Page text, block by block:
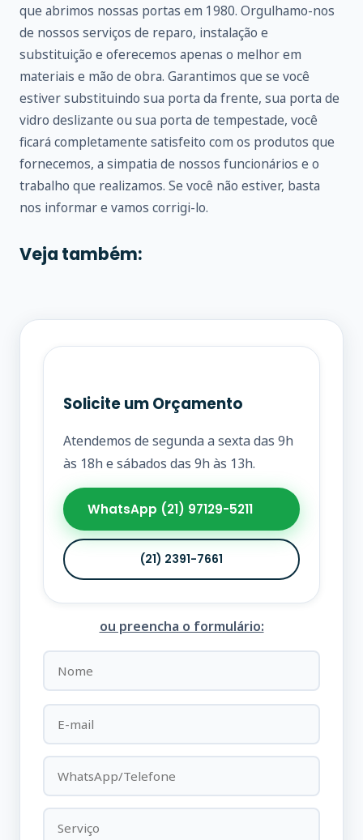
que abrimos nossas portas em 1980. Orgulhamo-nos
de nossos serviços de reparo, instalação e
substituição e oferecemos apenas o melhor em
materiais e mão de obra. Garantimos que se você
estiver substituindo sua porta da frente, sua porta de
vidro deslizante ou sua porta de tempestade, você
ficará completamente satisfeito com os produtos que
fornecemos, a simpatia de nossos funcionários e o
trabalho que realizamos. Se você não estiver, basta
nos informar e vamos corrigi-lo.
Veja também:
Solicite um Orçamento
Atendemos de segunda a sexta das 9h
às 18h e sábados das 9h às 13h.
WhatsApp (21) 97129-5211
(21) 2391-7661
ou preencha o formulário: